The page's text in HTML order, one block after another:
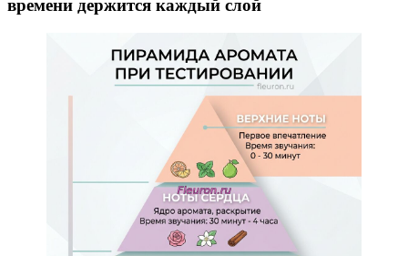
времени держится каждый слой